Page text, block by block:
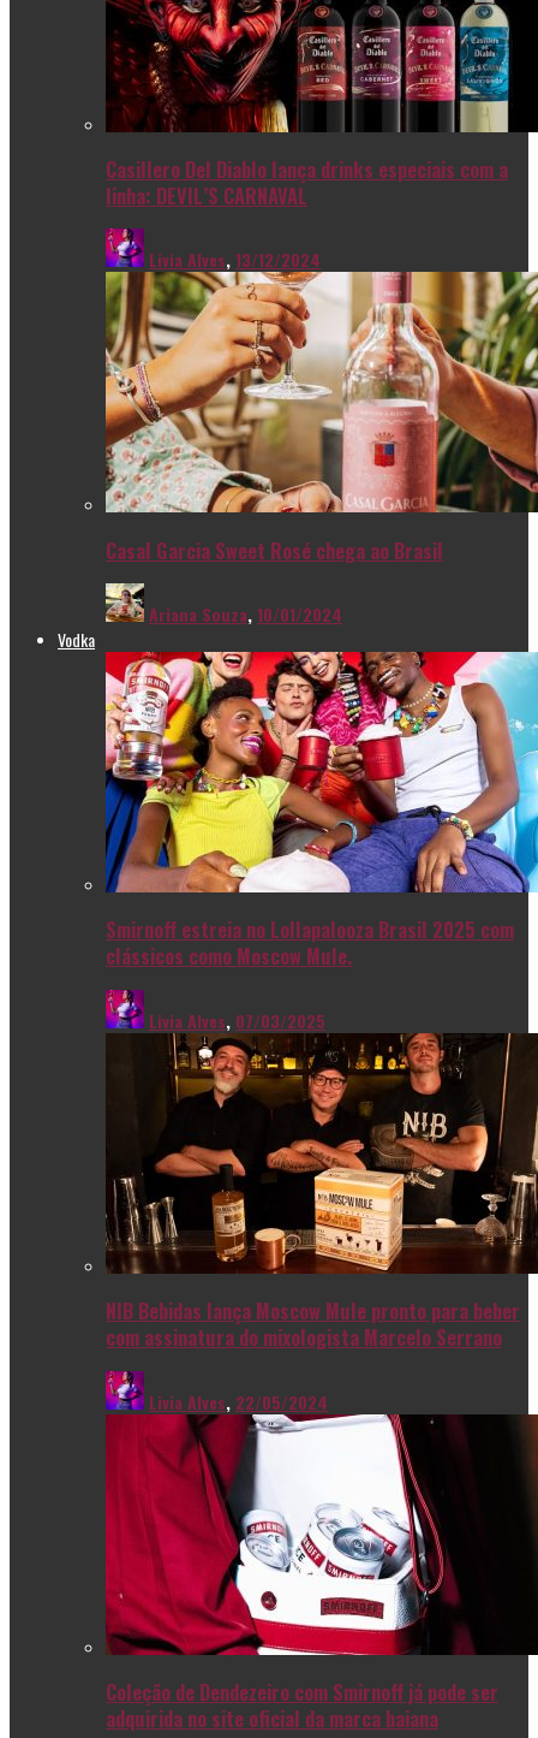
Casillero Del Diablo lança drinks especiais com a
linha: DEVIL’S CARNAVAL
Livia Alves,13/12/2024
Casal Garcia Sweet Rosé chega ao Brasil
Ariana Souza,10/01/2024
Vodka
Smirnoff estreia no Lollapalooza Brasil 2025 com
clássicos como Moscow Mule.
Livia Alves, 07/03/2025
NIB Bebidas lança Moscow Mule pronto para beber
com assinatura do mixologista Marcelo Serrano
Livia Alves, 22/05/2024
Coleção de Dendezeiro com Smirnoff já pode ser
adquirida no site oficial da marca baiana